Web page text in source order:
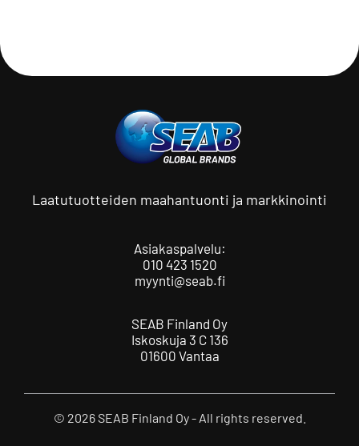
Laatutuotteiden maahantuonti ja markkinointi
Asiakaspalvelu:
010 423 1520
myynti@seab.fi
SEAB Finland Oy
Iskoskuja 3 C 136
01600 Vantaa
© 2026 SEAB Finland Oy - All rights reserved.